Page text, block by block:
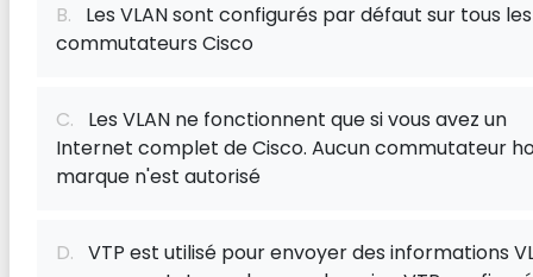
B. Les VLAN sont configurés par défaut sur tous les
commutateurs Cisco
C. Les VLAN ne fonctionnent que si vous avez un
Internet complet de Cisco. Aucun commutateur
marque n'est autorisé
D. VTP est utilisé pour envoyer des informations